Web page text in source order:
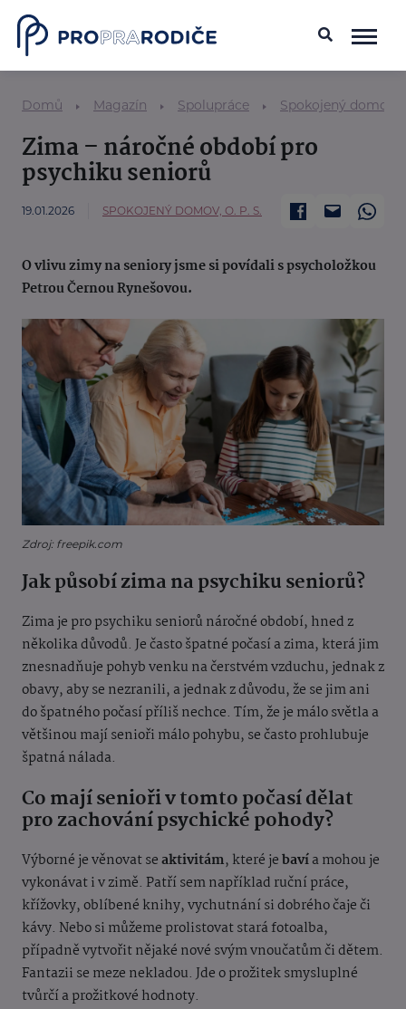
Domů Magazín Spolupráce Spokojený domov
Zima – náročné období pro
psychiku seniorů
19.01.2026 SPOKOJENÝ DOMOV, O. P. S.
O vlivu zimy na seniory jsme si povídali s psycholožkou
Petrou Černou Rynešovou.
Zdroj: freepik.com
Jak působí zima na psychiku seniorů?
Zima je pro psychiku seniorů náročné období, hned z
několika důvodů. Je často špatné počasí a zima, která jim
znesnadňuje pohyb venku na čerstvém vzduchu, jednak z
obavy, aby se nezranili, a jednak z důvodu, že se jim ani
do špatného počasí příliš nechce. Tím, že je málo světla a
většinou mají senioři málo pohybu, se často prohlubuje
špatná nálada.
Co mají senioři v tomto počasí dělat
pro zachování psychické pohody?
Výborné je věnovat seaktivitám, které jebavía mohou je
vykonávat i v zimě. Patří sem například ruční práce,
křížovky, oblíbené knihy, vychutnání si dobrého čaje či
kávy. Nebo si můžeme prolistovat stará fotoalba,
případně vytvořit nějaké nové svým vnoučatům či dětem.
Fantazii se meze nekladou. Jde o prožitek smysluplné
tvůrčí a prožitkové hodnoty.